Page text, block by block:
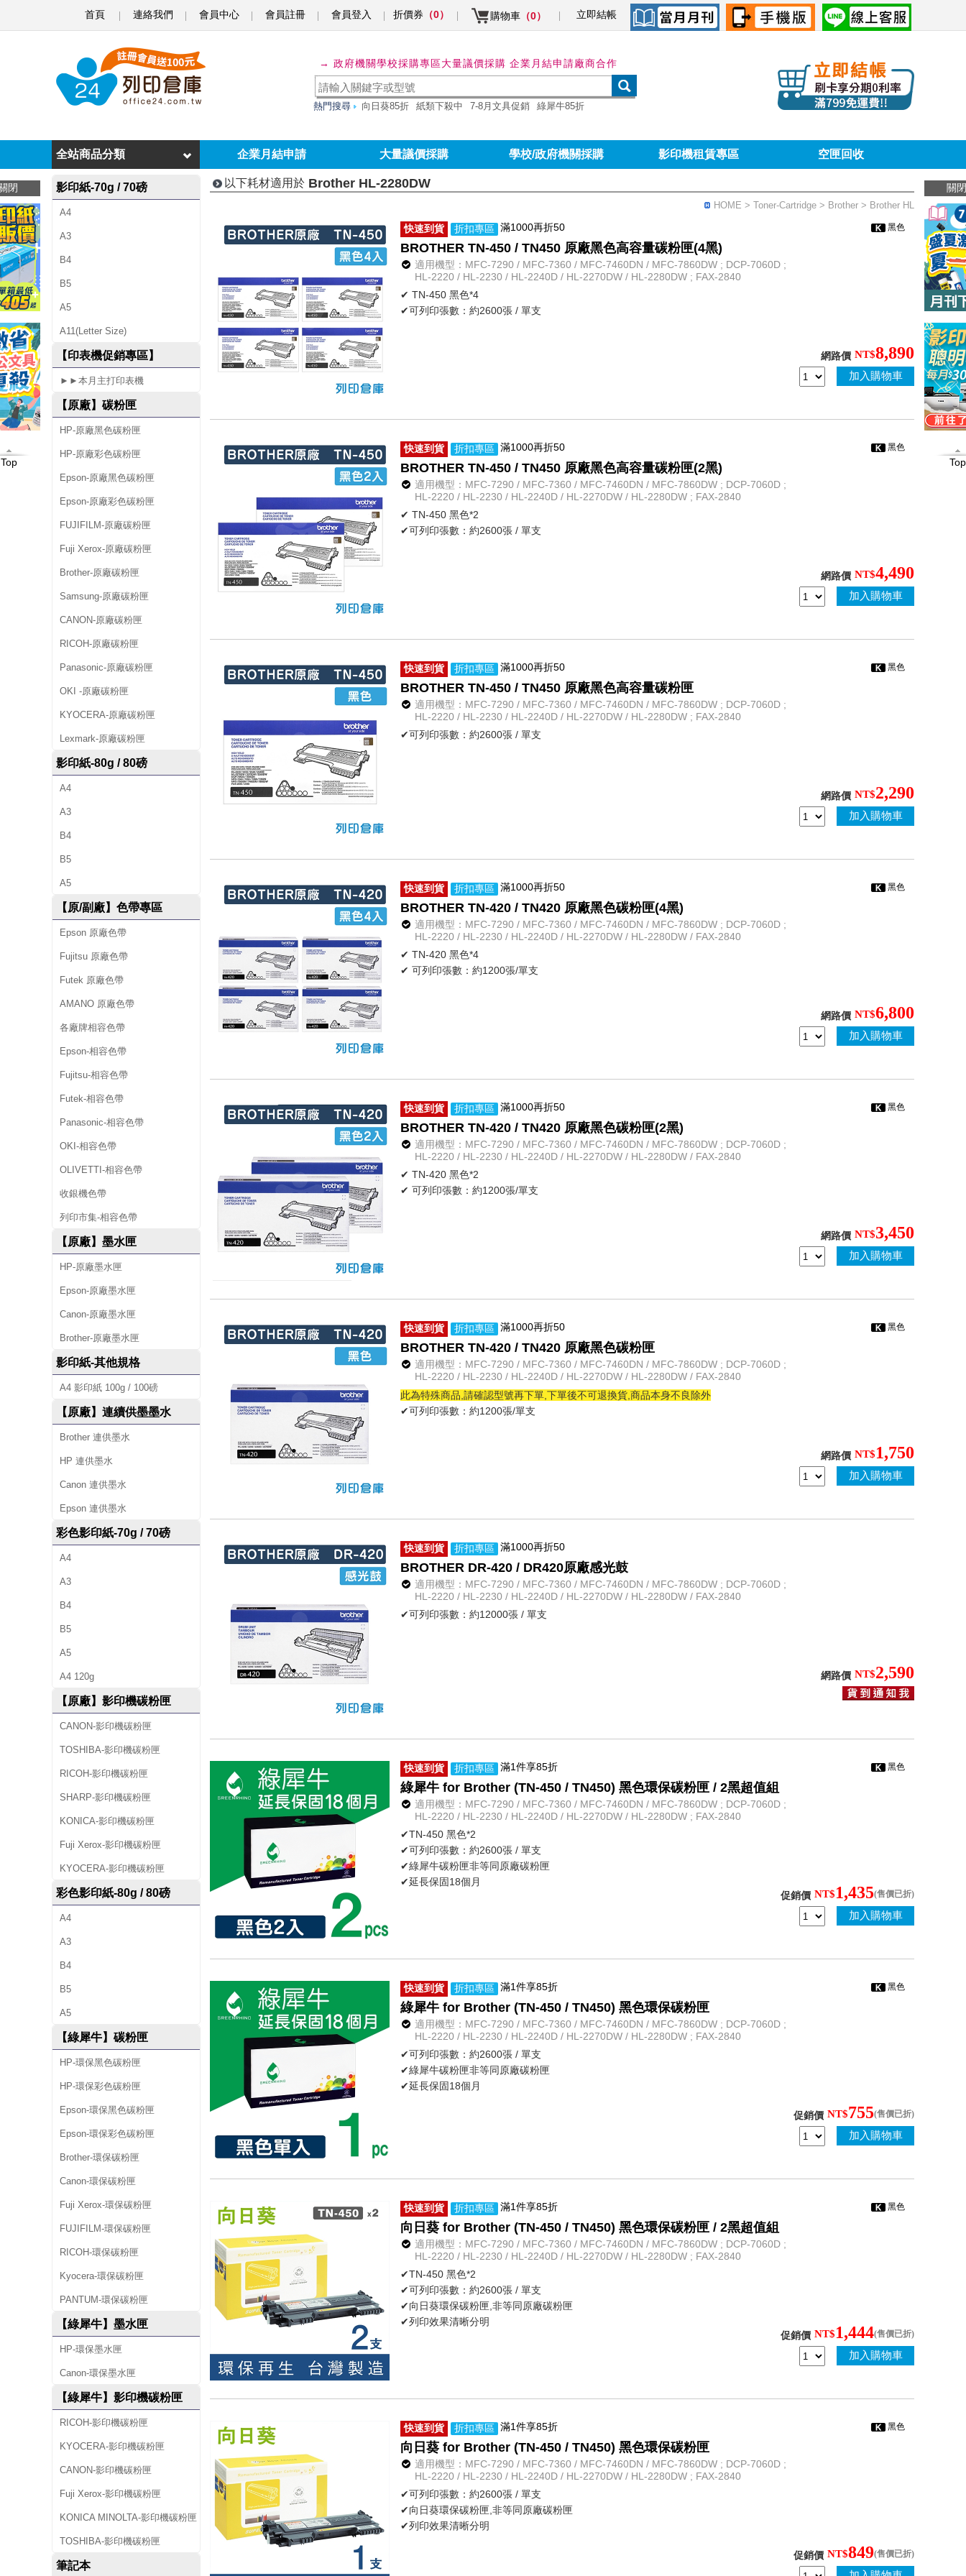
首頁 連絡我們 會員中心 會員註冊 會員登入 折價券 （0） 購物車 （0） 立即結帳
關閉
Top
閉
Top
o
h
e
r
H
L
0
D
W
→ 政府機關學校採購專區大量議價採購 企業月結申請廠商合作
熱門搜尋 向日葵85折 紙類下殺中 7-8月文具促銷 綠犀牛85折
企業月結申請 大量議價採購 學校/政府機關採購 影印機租賃專區 空匣回收
全站商品分類
影印紙-70g / 70磅
A4
A3
B4
B5
A5
A11(Letter Size)
【印表機促銷專區】
►►本月主打印表機
【原廠】碳粉匣
HP-原廠黑色碳粉匣
HP-原廠彩色碳粉匣
Epson-原廠黑色碳粉匣
Epson-原廠彩色碳粉匣
FUJIFILM-原廠碳粉匣
Fuji Xerox-原廠碳粉匣
Brother-原廠碳粉匣
Samsung-原廠碳粉匣
CANON-原廠碳粉匣
RICOH-原廠碳粉匣
Panasonic-原廠碳粉匣
OKI -原廠碳粉匣
KYOCERA-原廠碳粉匣
Lexmark-原廠碳粉匣
影印紙-80g / 80磅
A4
A3
B4
B5
A5
【原/副廠】色帶專區
Epson 原廠色帶
Fujitsu 原廠色帶
Futek 原廠色帶
AMANO 原廠色帶
各廠牌相容色帶
Epson-相容色帶
Fujitsu-相容色帶
Futek-相容色帶
Panasonic-相容色帶
OKI-相容色帶
OLIVETTI-相容色帶
收銀機色帶
列印市集-相容色帶
【原廠】墨水匣
HP-原廠墨水匣
Epson-原廠墨水匣
Canon-原廠墨水匣
Brother-原廠墨水匣
影印紙-其他規格
A4 影印紙 100g / 100磅
【原廠】連續供墨墨水
Brother 連供墨水
HP 連供墨水
Canon 連供墨水
Epson 連供墨水
彩色影印紙-70g / 70磅
A4
A3
B4
B5
A5
A4 120g
【原廠】影印機碳粉匣
CANON-影印機碳粉匣
TOSHIBA-影印機碳粉匣
RICOH-影印機碳粉匣
SHARP-影印機碳粉匣
KONICA-影印機碳粉匣
Fuji Xerox-影印機碳粉匣
KYOCERA-影印機碳粉匣
彩色影印紙-80g / 80磅
A4
A3
B4
B5
A5
【綠犀牛】碳粉匣
HP-環保黑色碳粉匣
HP-環保彩色碳粉匣
Epson-環保黑色碳粉匣
Epson-環保彩色碳粉匣
Brother-環保碳粉匣
Canon-環保碳粉匣
Fuji Xerox-環保碳粉匣
FUJIFILM-環保碳粉匣
RICOH-環保碳粉匣
Kyocera-環保碳粉匣
PANTUM-環保碳粉匣
【綠犀牛】墨水匣
HP-環保墨水匣
Canon-環保墨水匣
【綠犀牛】影印機碳粉匣
RICOH-影印機碳粉匣
KYOCERA-影印機碳粉匣
CANON-影印機碳粉匣
Fuji Xerox-影印機碳粉匣
KONICA MINOLTA-影印機碳粉匣
TOSHIBA-影印機碳粉匣
筆記本
以下耗材適用於 Brother HL-2280DW
HOME > Toner-Cartridge > Brother > Brother HL
快速到貨 折扣專區 滿1000再折50
BROTHER TN-450 / TN450 原廠黑色高容量碳粉匣(4黑)
適用機型：MFC-7290 / MFC-7360 / MFC-7460DN / MFC-7860DW ; DCP-7060D ;
HL-2220 / HL-2230 / HL-2240D / HL-2270DW / HL-2280DW ; FAX-2840
✔ TN-450 黑色*4
✔可列印張數：約2600張 / 單支
黑色
網路價 NT$8,890
加入購物車
快速到貨 折扣專區 滿1000再折50
BROTHER TN-450 / TN450 原廠黑色高容量碳粉匣(2黑)
適用機型：MFC-7290 / MFC-7360 / MFC-7460DN / MFC-7860DW ; DCP-7060D ;
HL-2220 / HL-2230 / HL-2240D / HL-2270DW / HL-2280DW ; FAX-2840
✔ TN-450 黑色*2
✔可列印張數：約2600張 / 單支
黑色
網路價 NT$4,490
加入購物車
快速到貨 折扣專區 滿1000再折50
BROTHER TN-450 / TN450 原廠黑色高容量碳粉匣
適用機型：MFC-7290 / MFC-7360 / MFC-7460DN / MFC-7860DW ; DCP-7060D ;
HL-2220 / HL-2230 / HL-2240D / HL-2270DW / HL-2280DW ; FAX-2840
✔可列印張數：約2600張 / 單支
黑色
網路價 NT$2,290
加入購物車
快速到貨 折扣專區 滿1000再折50
BROTHER TN-420 / TN420 原廠黑色碳粉匣(4黑)
適用機型：MFC-7290 / MFC-7360 / MFC-7460DN / MFC-7860DW ; DCP-7060D ;
HL-2220 / HL-2230 / HL-2240D / HL-2270DW / HL-2280DW / FAX-2840
✔ TN-420 黑色*4
✔ 可列印張數：約1200張/單支
黑色
網路價 NT$6,800
加入購物車
快速到貨 折扣專區 滿1000再折50
BROTHER TN-420 / TN420 原廠黑色碳粉匣(2黑)
適用機型：MFC-7290 / MFC-7360 / MFC-7460DN / MFC-7860DW ; DCP-7060D ;
HL-2220 / HL-2230 / HL-2240D / HL-2270DW / HL-2280DW / FAX-2840
✔ TN-420 黑色*2
✔ 可列印張數：約1200張/單支
黑色
網路價 NT$3,450
加入購物車
快速到貨 折扣專區 滿1000再折50
BROTHER TN-420 / TN420 原廠黑色碳粉匣
適用機型：MFC-7290 / MFC-7360 / MFC-7460DN / MFC-7860DW ; DCP-7060D ;
HL-2220 / HL-2230 / HL-2240D / HL-2270DW / HL-2280DW / FAX-2840
此為特殊商品,請確認型號再下單,下單後不可退換貨,商品本身不良除外
✔可列印張數：約1200張/單支
黑色
網路價 NT$1,750
加入購物車
快速到貨 折扣專區 滿1000再折50
BROTHER DR-420 / DR420原廠感光鼓
適用機型：MFC-7290 / MFC-7360 / MFC-7460DN / MFC-7860DW ; DCP-7060D ;
HL-2220 / HL-2230 / HL-2240D / HL-2270DW / HL-2280DW / FAX-2840
✔可列印張數：約12000張 / 單支
網路價 NT$2,590
快速到貨 折扣專區 滿1件享85折
綠犀牛 for Brother (TN-450 / TN450) 黑色環保碳粉匣 / 2黑超值組
適用機型：MFC-7290 / MFC-7360 / MFC-7460DN / MFC-7860DW ; DCP-7060D ;
HL-2220 / HL-2230 / HL-2240D / HL-2270DW / HL-2280DW ; FAX-2840
✔TN-450 黑色*2
✔可列印張數：約2600張 / 單支
✔綠犀牛碳粉匣非等同原廠碳粉匣
✔延長保固18個月
黑色
促銷價 NT$1,435(售價已折)
加入購物車
快速到貨 折扣專區 滿1件享85折
綠犀牛 for Brother (TN-450 / TN450) 黑色環保碳粉匣
適用機型：MFC-7290 / MFC-7360 / MFC-7460DN / MFC-7860DW ; DCP-7060D ;
HL-2220 / HL-2230 / HL-2240D / HL-2270DW / HL-2280DW ; FAX-2840
✔可列印張數：約2600張 / 單支
✔綠犀牛碳粉匣非等同原廠碳粉匣
✔延長保固18個月
黑色
促銷價 NT$755(售價已折)
加入購物車
快速到貨 折扣專區 滿1件享85折
向日葵 for Brother (TN-450 / TN450) 黑色環保碳粉匣 / 2黑超值組
適用機型：MFC-7290 / MFC-7360 / MFC-7460DN / MFC-7860DW ; DCP-7060D ;
HL-2220 / HL-2230 / HL-2240D / HL-2270DW / HL-2280DW ; FAX-2840
✔TN-450 黑色*2
✔可列印張數：約2600張 / 單支
✔向日葵環保碳粉匣,非等同原廠碳粉匣
✔列印效果清晰分明
黑色
促銷價 NT$1,444(售價已折)
加入購物車
快速到貨 折扣專區 滿1件享85折
向日葵 for Brother (TN-450 / TN450) 黑色環保碳粉匣
適用機型：MFC-7290 / MFC-7360 / MFC-7460DN / MFC-7860DW ; DCP-7060D ;
HL-2220 / HL-2230 / HL-2240D / HL-2270DW / HL-2280DW ; FAX-2840
✔可列印張數：約2600張 / 單支
✔向日葵環保碳粉匣,非等同原廠碳粉匣
✔列印效果清晰分明
黑色
促銷價 NT$849(售價已折)